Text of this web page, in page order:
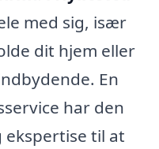
med sig, især
dit hjem eller
En
har den
til at